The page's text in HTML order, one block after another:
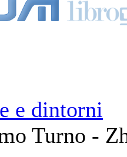
e dintorni
Turno -